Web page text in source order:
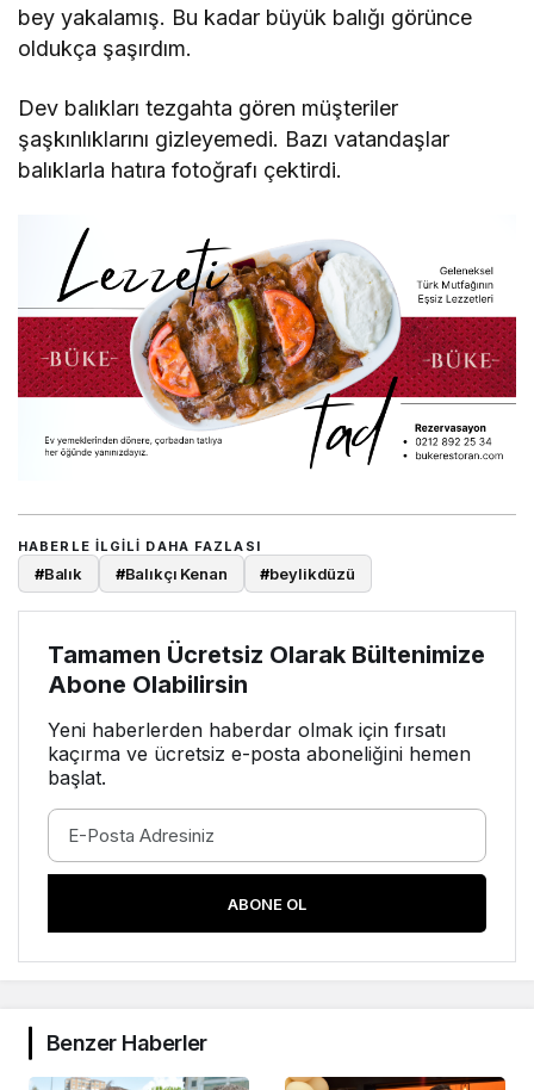
bey yakalamış. Bu kadar büyük balığı görünce
oldukça şaşırdım.
Dev balıkları tezgahta gören müşteriler
şaşkınlıklarını gizleyemedi. Bazı vatandaşlar
balıklarla hatıra fotoğrafı çektirdi.
HABERLE ILGILI DAHA FAZLASI
#Balık #Balıkçı Kenan #beylikdüzü
Tamamen Ücretsiz Olarak Bültenimize
Abone Olabilirsin
Yeni haberlerden haberdar olmak için fırsatı
kaçırma ve ücretsiz e-posta aboneliğini hemen
başlat.
ABONE OL
Benzer Haberler